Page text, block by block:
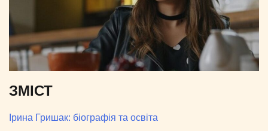
ЗМІСТ
Ірина Гришак: біографія та освіта